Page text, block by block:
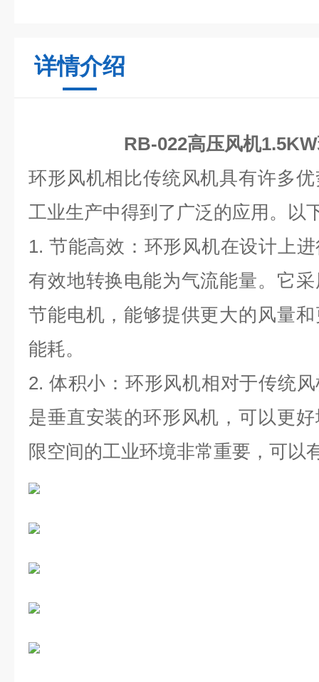
详情介绍
RB-022高压风机
环形风机相比传统风机具有许多
工业生产中得到了广泛的应用。以
1. 节能高效：环形风机在设计上
有效地转换电能为气流能量。它
节能电机，能够提供更大的风量
能耗。
2. 体积小：环形风机相对于传统
是垂直安装的环形风机，可以更
限空间的工业环境非常重要，可以